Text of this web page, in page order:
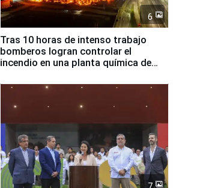
6
Tras 10 horas de intenso trabajo
bomberos logran controlar el
incendio en una planta química de